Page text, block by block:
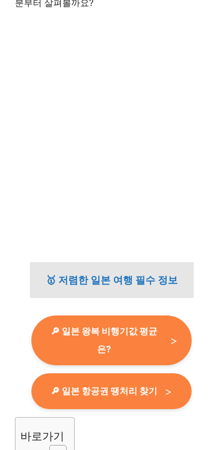
분부터 살펴볼까요?
🥇 저렴한 일본 여행 필수 정보
🔎 일본 왕복 비행기값 평균
은?
🔎 일본 항공권 땡처리 찾기
바로가기